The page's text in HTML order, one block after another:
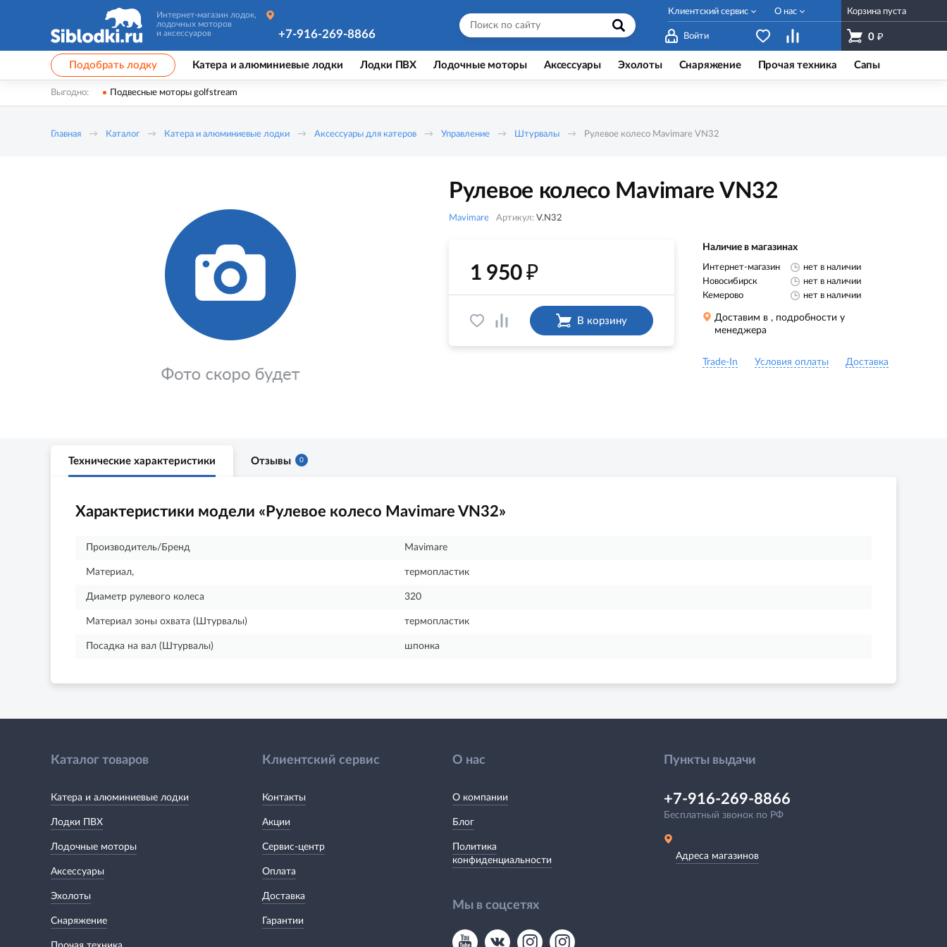
Интернет-магазин лодок,
лодочных моторов
и аксессуаров
Войти
Корзина пуста
0 ₽
+7-916-269-8866
Клиентский сервис О нас
Подобрать лодку Катера и алюминиевые лодки Лодки ПВХ Лодочные моторы Аксессуары Эхолоты Снаряжение Прочая техника Сапы
Выгодно: Подвесные моторы golfstream
Главная Каталог Катера и алюминиевые лодки Аксессуары для катеров Управление Штурвалы Рулевое колесо Mavimare VN32
Рулевое колесо Mavimare VN32
Mavimare Артикул: V.N32
1 950₽
В корзину
Наличие в магазинах
Интернет-магазин
нет в наличии
Новосибирск
нет в наличии
Кемерово
нет в наличии
Доставим в , подробности у
менеджера
Trade-In Условия оплаты Доставка
Технические характеристики Отзывы 0
Характеристики модели «Рулевое колесо Mavimare VN32»
Производитель/Бренд Mavimare
Материал, термопластик
Диаметр рулевого колеса 320
Материал зоны охвата (Штурвалы) термопластик
Посадка на вал (Штурвалы) шпонка
Каталог товаров
Катера и алюминиевые лодки
Лодки ПВХ
Лодочные моторы
Аксессуары
Эхолоты
Снаряжение
Клиентский сервис
Контакты
Акции
Сервис-центр
Оплата
Доставка
Гарантии
О нас
О компании
Блог
Политика
конфиденциальности
Мы в соцсетях
Пункты выдачи
+7-916-269-8866
Бесплатный звонок по РФ
Адреса магазинов